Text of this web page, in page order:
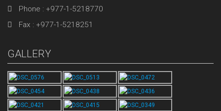
Phone : +977-1-5218770
Fax : +977-1-5218251
GALLERY